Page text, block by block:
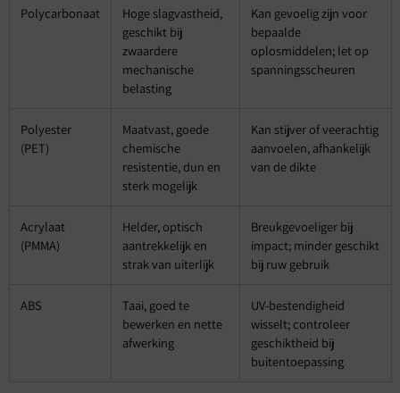
Polycarbonaat
Hoge slagvastheid,
geschikt bij
zwaardere
mechanische
belasting
Kan gevoelig zijn voor
bepaalde
oplosmiddelen; let op
spanningsscheuren
Polyester
(PET)
Maatvast, goede
chemische
resistentie, dun en
sterk mogelijk
Kan stijver of veerachtig
aanvoelen, afhankelijk
van de dikte
Acrylaat
(PMMA)
Helder, optisch
aantrekkelijk en
strak van uiterlijk
Breukgevoeliger bij
impact; minder geschikt
bij ruw gebruik
ABS
Taai, goed te
bewerken en nette
afwerking
UV-bestendigheid
wisselt; controleer
geschiktheid bij
buitentoepassing